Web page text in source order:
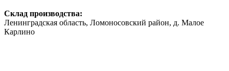
Склад производства:
Ленинградская область, Ломоносовский район, д. Малое
Карлино